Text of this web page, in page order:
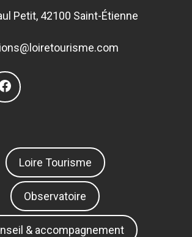
Petit, 42100 Saint-Étienne
Facebook
Loire Tourisme
Observatoire
& accompagnement